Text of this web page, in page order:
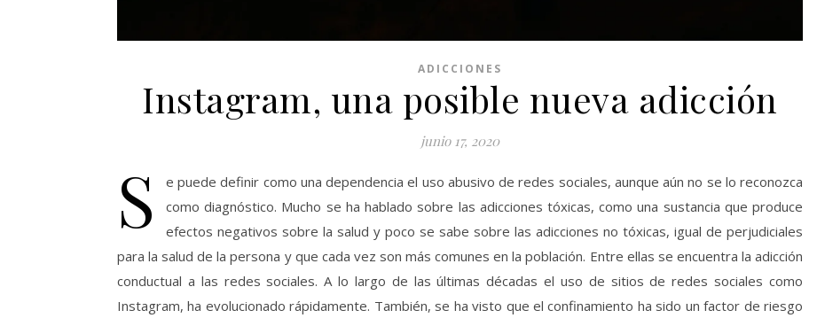
ADICCIONES
Instagram, una posible nueva adicción
junio 17, 2020
S
e puede definir como una dependencia el uso abusivo de redes sociales, aunque aún no se lo reconozca
como diagnóstico. Mucho se ha hablado sobre las adicciones tóxicas, como una sustancia que produce
efectos negativos sobre la salud y poco se sabe sobre las adicciones no tóxicas, igual de perjudiciales
para la salud de la persona y que cada vez son más comunes en la población. Entre ellas se encuentra la adicción
conductual a las redes sociales. A lo largo de las últimas décadas el uso de sitios de redes sociales como
Instagram, ha evolucionado rápidamente. También, se ha visto que el confinamiento ha sido un factor de riesgo